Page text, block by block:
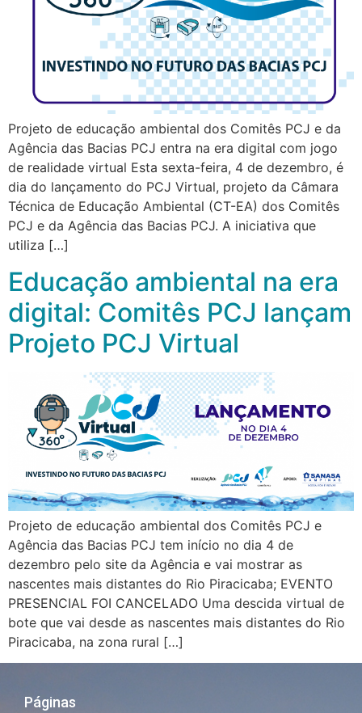
Projeto de educação ambiental dos Comitês PCJ e da
Agência das Bacias PCJ entra na era digital com jogo
de realidade virtual Esta sexta-feira, 4 de dezembro, é
dia do lançamento do PCJ Virtual, projeto da Câmara
Técnica de Educação Ambiental (CT-EA) dos Comitês
PCJ e da Agência das Bacias PCJ. A iniciativa que
utiliza […]
Educação ambiental na era
digital: Comitês PCJ lançam
Projeto PCJ Virtual
Projeto de educação ambiental dos Comitês PCJ e
Agência das Bacias PCJ tem início no dia 4 de
dezembro pelo site da Agência e vai mostrar as
nascentes mais distantes do Rio Piracicaba; EVENTO
PRESENCIAL FOI CANCELADO Uma descida virtual de
bote que vai desde as nascentes mais distantes do Rio
Piracicaba, na zona rural […]
Páginas